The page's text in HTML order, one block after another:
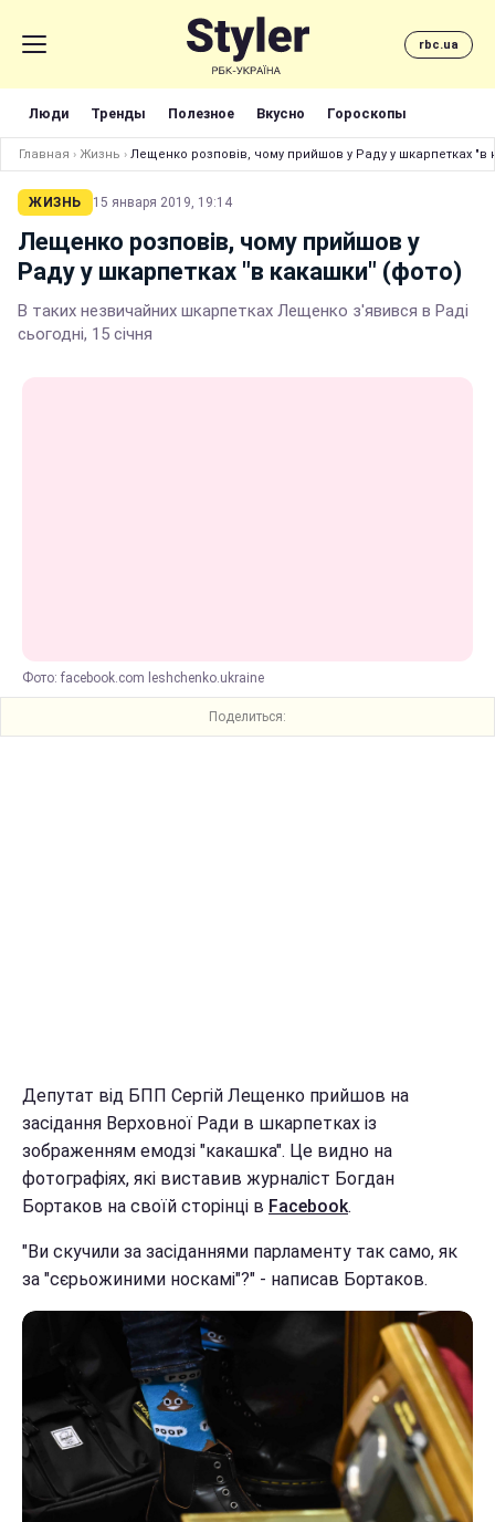
rbc.ua
Люди Тренды Полезное Вкусно Гороскопы
Главная › Жизнь › Лещенко розповів, чому прийшов у Раду у шкарпетках "в
ЖИЗНЬ 15 января 2019, 19:14
Лещенко розповів, чому прийшов у
Раду у шкарпетках "в какашки" (фото)
В таких незвичайних шкарпетках Лещенко з'явився в Раді
сьогодні, 15 січня
Фото: facebook.com leshchenko.ukraine
Поделиться:
Депутат від БПП Сергій Лещенко прийшов на
засідання Верховної Ради в шкарпетках із
зображенням емодзі "какашка". Це видно на
фотографіях, які виставив журналіст Богдан
Бортаков на своїй сторінці в Facebook.
"Ви скучили за засіданнями парламенту так само, як
за "сєрьожиними носкамі"?" - написав Бортаков.